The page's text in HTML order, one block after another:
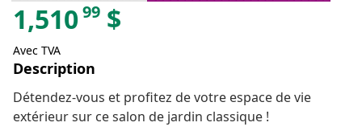
1,51099 $
Avec TVA
Description
Détendez-vous et profitez de votre espace de vie
extérieur sur ce salon de jardin classique !